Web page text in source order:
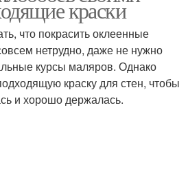
краски
что покрасить оклеенные
нетрудно, даже не нужно
курсы маляров. Однако
краску для стен, чтобы
и хорошо держалась.